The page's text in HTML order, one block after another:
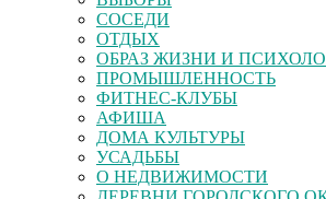
СОСЕДИ
ОТДЫХ
ОБРАЗ ЖИЗНИ И
ПРОМЫШЛЕННОСТЬ
ФИТНЕС-КЛУБЫ
АФИША
ДОМА КУЛЬТУРЫ
УСАДЬБЫ
О НЕДВИЖИМОСТИ